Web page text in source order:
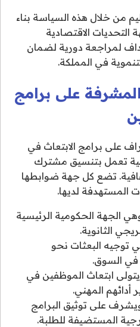
من خلال هذه السياسة بناء
الاقتصادية
لمراجعة دورية لضمان
في المملكة.
على برامج
على برامج الابتعاث في
تعمل بتنسيق مشترك
تضع كل جهة ضوابطها
المستهدفة لديها.
وهي الجهة الحكومية الرئيسية
الثانوية.
توجيه البعثات نحو
في السوق.
ابتعاث الموظفين في
أدائهم المهني.
على توثيق البرامج
المستضيفة للطلبة.